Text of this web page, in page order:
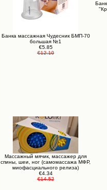
Банка массажная Чудесник БМП-70
большая №1
€5.85
€12.10
Массажный мячик, массажер для
спины, шеи, ног (самомассажа МФР,
миофасциального релиза)
€4.34
€14.52